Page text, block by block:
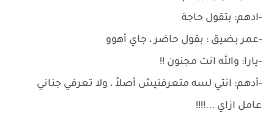
-ادهم: بتقول حاجة
-عمر بضيق : بقول حاضر ، جاي أهوو
-يارا: والله انت مجنون !!
-أدهم: انتي لسه متعرفنيش أصلاً ، ولا تعرفي جناني
عامل ازاي ...!!!!